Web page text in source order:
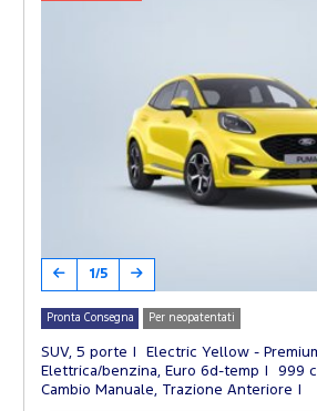
1/5
Pronta Consegna Per neopatentati
SUV, 5 porte
Electric Yellow -
Elettrica/benzina, Euro 6d-temp
999
Cambio Manuale, Trazione Anteriore